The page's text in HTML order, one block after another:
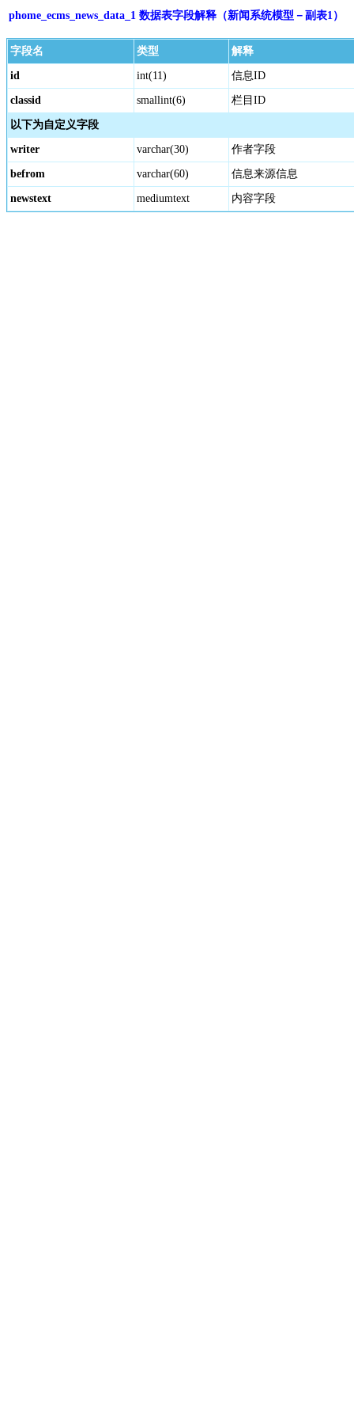
phome_ecms_news_data_1 数据表字段解释（新闻系统模型－副表1）
字段名 类型 解释
id int(11) 信息ID
classid smallint(6) 栏目ID
以下为自定义字段
writer varchar(30) 作者字段
befrom varchar(60) 信息来源信息
newstext mediumtext 内容字段